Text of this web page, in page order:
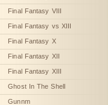
Final Fantasy VIII
Final Fantasy vs XIII
Final Fantasy X
Final Fantasy XII
Final Fantasy XIII
Ghost In The Shell
Gunnm